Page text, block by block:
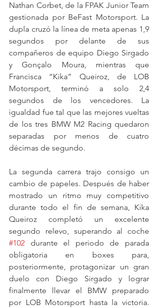
Nathan Corbet, de la FPAK Junior Team
gestionada por BeFast Motorsport. La
dupla cruzó la línea de meta apenas 1,9
segundos por delante de sus
compañeros de equipo Diego Sirgado
y Gonçalo Moura, mientras que
Francisca “Kika” Queiroz, de LOB
Motorsport, terminó a solo 2,4
segundos de los vencedores. La
igualdad fue tal que las mejores vueltas
de los tres BMW M2 Racing quedaron
separadas por menos de cuatro
décimas de segundo.
La segunda carrera trajo consigo un
cambio de papeles. Después de haber
mostrado un ritmo muy competitivo
durante todo el fin de semana, Kika
Queiroz completó un excelente
#102 durante el periodo de parada
obligatoria en boxes para,
posteriormente, protagonizar un gran
duelo con Diego Sirgado y lograr
finalmente llevar el BMW preparado
por LOB Motorsport hasta la victoria.